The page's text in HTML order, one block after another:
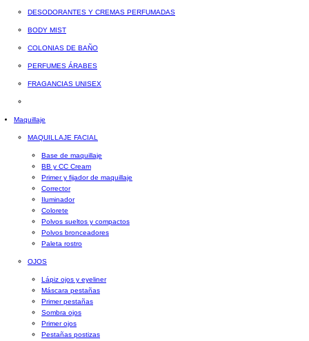
DESODORANTES Y CREMAS PERFUMADAS
BODY MIST
COLONIAS DE BAÑO
PERFUMES ÁRABES
FRAGANCIAS UNISEX
Maquillaje
MAQUILLAJE FACIAL
Base de maquillaje
BB y CC Cream
Primer y fijador de maquillaje
Corrector
Iluminador
Colorete
Polvos sueltos y compactos
Polvos bronceadores
Paleta rostro
OJOS
Lápiz ojos y eyeliner
Máscara pestañas
Primer pestañas
Sombra ojos
Primer ojos
Pestañas postizas